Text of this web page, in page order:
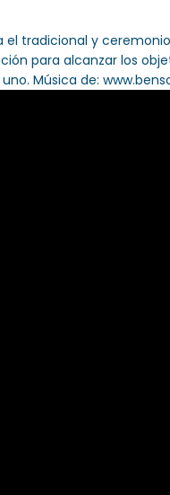
tradicional y
para alcanzar los
Música de: